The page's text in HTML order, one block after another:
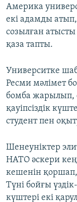
Америка
екі адамды атып,
созылған
қаза тапты.
Университке
Ресми мәлімет
бомба жарылып,
қауіпсіздік
студент пен
Шенеуніктер
НАТО әскери
кешенін қоршап,
Түні бойғы
күштері екі